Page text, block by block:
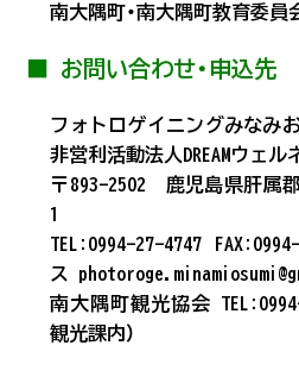
南大隅町・南大隅町教育委員
■ お問い合わせ・申込先
フォトロゲイニングみなみ
非営利活動法人DREAMウェル
〒893-2502 鹿児島県肝属
1
TEL:0994-27-4747
ス
南大隅町観光協会
観光課内）